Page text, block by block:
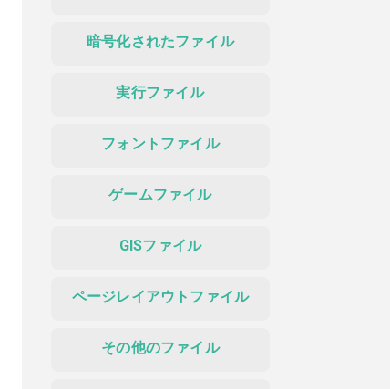
暗号化されたファイル
実行ファイル
フォントファイル
ゲームファイル
GISファイル
ページレイアウトファイル
その他のファイル